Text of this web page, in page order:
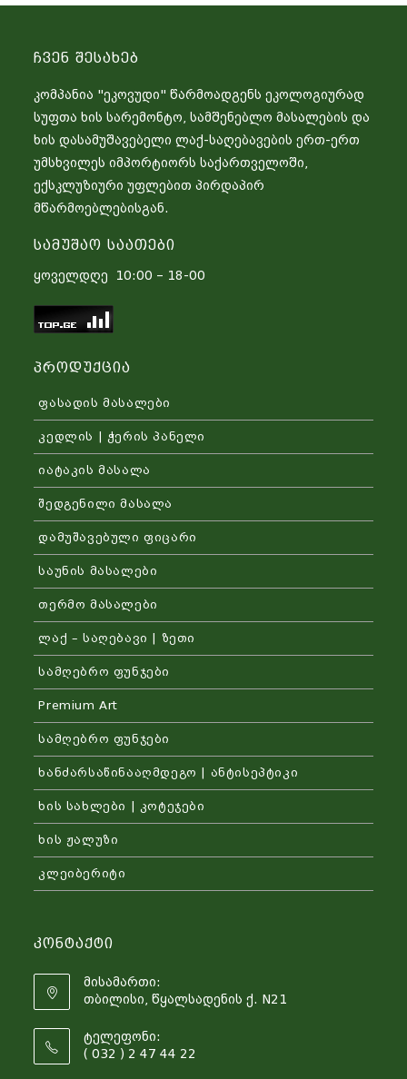
Ჩვენ Შესახებ
კომპანია "ეკოვუდი" წარმოადგენს ეკოლოგიურად
სუფთა ხის სარემონტო, სამშენებლო მასალების და
ხის დასამუშავებელი ლაქ-საღებავების ერთ-ერთ
უმსხვილეს იმპორტიორს საქართველოში,
ექსკლუზიური უფლებით პირდაპირ
მწარმოებლებისგან.
Სამუშაო Საათები
ყოველდღე 10:00 – 18-00
Პროდუქცია
ფასადის მასალები
კედლის | ჭერის პანელი
იატაკის მასალა
შედგენილი მასალა
დამუშავებული ფიცარი
საუნის მასალები
თერმო მასალები
ლაქ – საღებავი | ზეთი
სამღებრო ფუნჯები
Premium Art
სამღებრო ფუნჯები
ხანძარსაწინააღმდეგო | ანტისეპტიკი
ხის სახლები | კოტეჯები
ხის ჟალუზი
კლეიბერიტი
Კონტაქტი
მისამართი:
თბილისი, წყალსადენის ქ. N21
ტელეფონი:
( 032 ) 2 47 44 22